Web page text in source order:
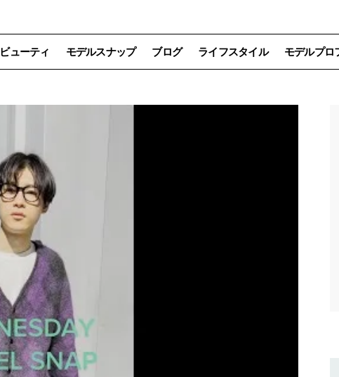
ビューティ モデルスナップ ブログ ライフスタイル モデルプロ